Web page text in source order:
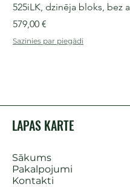
525iLK, dzinēja bloks, bez
Cena
579,00 €
Sazinies par piegādi
LAPAS KARTE
Sākums
Pakalpojumi
Kontakti